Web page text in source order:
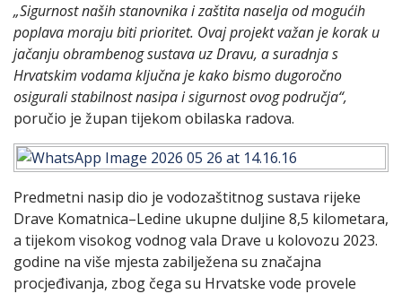
„Sigurnost naših stanovnika i zaštita naselja od mogućih
poplava moraju biti prioritet. Ovaj projekt važan je korak u
jačanju obrambenog sustava uz Dravu, a suradnja s
Hrvatskim vodama ključna je kako bismo dugoročno
osigurali stabilnost nasipa i sigurnost ovog područja“,
poručio je župan tijekom obilaska radova.
Predmetni nasip dio je vodozaštitnog sustava rijeke
Drave Komatnica–Ledine ukupne duljine 8,5 kilometara,
a tijekom visokog vodnog vala Drave u kolovozu 2023.
godine na više mjesta zabilježena su značajna
procjeđivanja, zbog čega su Hrvatske vode provele